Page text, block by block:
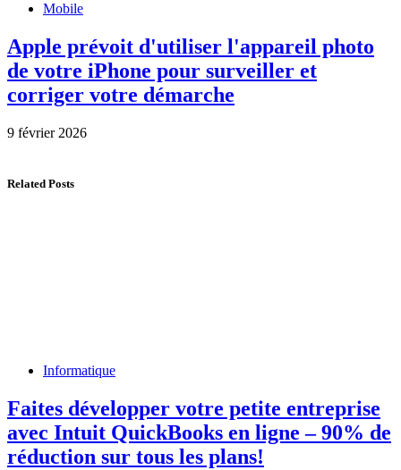
Mobile
Apple prévoit d'utiliser l'appareil photo
de votre iPhone pour surveiller et
corriger votre démarche
9 février 2026
Related Posts
Informatique
Faites développer votre petite entreprise
avec Intuit QuickBooks en ligne – 90% de
réduction sur tous les plans!